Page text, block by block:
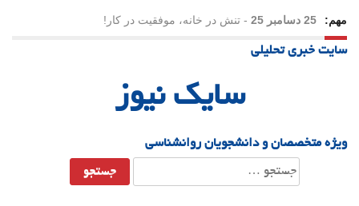
مهم: 25 دسامبر 25 - تنش در خانه، موفقیت در کار!
23 دسامبر 25
-یلدا؛ نماد تاب‌آوری اجتماعی در روزگار دشوار
سایت خبری تحلیلی
سایک نیوز
ویژه متخصصان و دانشجویان روانشناسی
جستجو
برای: